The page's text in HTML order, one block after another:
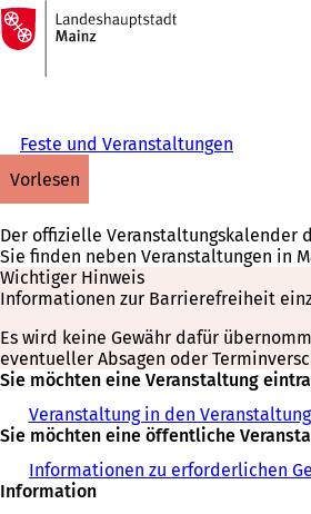
Inhalt anspringen
Zur
Startseite
Feste und Veranstaltungen
vorlesen
Der offizielle Veranstaltungskalender
Sie finden neben Veranstaltungen in
Wichtiger Hinweis
Informationen zur Barrierefreiheit
Es wird keine Gewähr dafür
eventueller Absagen oder
Sie möchten eine Veranstaltung
Veranstaltung in den
Sie möchten eine öffentliche
Informationen zu erforderlichen
Information